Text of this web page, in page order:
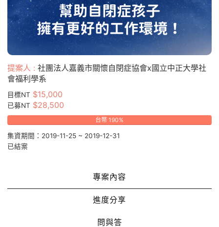
提案人 : 社團法人嘉義市關懷自閉症協會x國立中正大學社
會福利學系
目標NT $15,000
已募NT $28,500
台幣 190%
集資期間：2019-11-25 ~ 2019-12-31
已結案
專案內容
進度分享
問與答